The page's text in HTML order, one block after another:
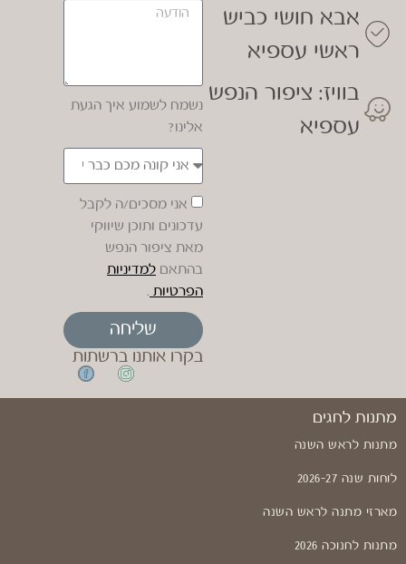
אבא חושי כביש
ראשי עספיא
בוויז: ציפור הנפש
עספיא
נשמח לשמוע איך הגעת
אלינו?
אני מסכים/ה לקבל
עדכונים ותוכן שיווקי
מאת ציפור הנפש
בהתאם למדיניות
הפרטיות .
שליחה
בקרו אותנו ברשתות
מתנות לחגים
מתנות לראש השנה
לוחות שנה 2026-27
מארזי מתנה לראש השנה
מתנות לחנוכה 2026